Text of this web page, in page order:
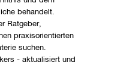
behandelt.
Ratgeber,
praxisorientierten
suchen.
- aktualisiert und